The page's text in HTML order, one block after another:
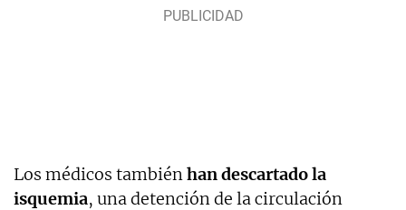
Los médicos tambiénhan descartado la
isquemia, una detención de la circulación